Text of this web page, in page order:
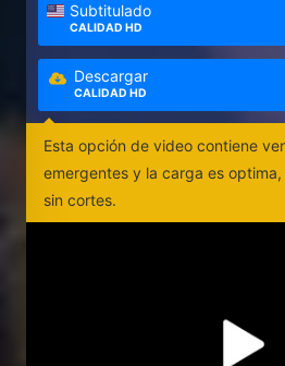
Subtitulado
CALIDAD HD
Descargar
CALIDAD HD
Esta opción de video contiene
emergentes y la carga es
sin cortes.